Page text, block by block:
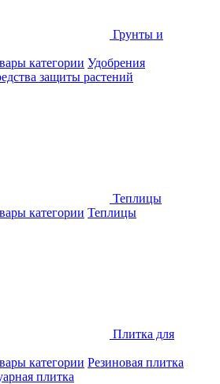
Грунты и
категории Удобрения
защиты растений
Теплицы
категории Теплицы
Плитка для
категории Резиновая плитка
плитка